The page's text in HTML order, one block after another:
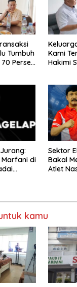
Tumbuh
Persen
Kami
Hakimi
Marfani di
Sektor
Bakal
Atlet
kamu